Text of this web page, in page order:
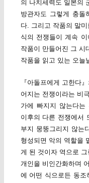
의 나치세력도 일본의
방관자도 그렇게 충돌
다. 그리고 작품의 말
식의 전쟁들이 계속
작품이 만들어진 그 시
작품을 읽고 있는 오늘
『아돌프에게 고한다
어지는 전쟁이라는 비
가에 빠지지 않는다
이후의 다른 전쟁에서
부지 뭉뚱그리지 않는
형성되면 악의 역할을
게 된 것이자 역으로
개인을 비인간화하며
에 어떤 식으로든 동조